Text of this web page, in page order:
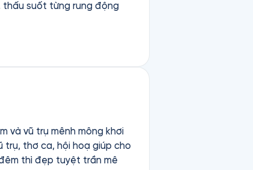
suốt từng rung động
và vũ trụ mênh mông khơi
trụ, thơ ca, hội hoạ giúp cho
thì đẹp tuyệt trần mê